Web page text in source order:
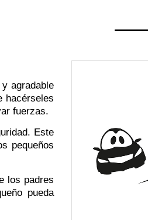
agradable
hacérseles
fuerzas.
Este
pequeños
los padres
pueda